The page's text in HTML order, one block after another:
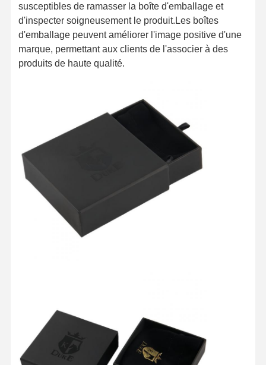
Aperçu Produits
Contrôle De
Tous Les Cas
Boîte d'emballage cosmétique
Boîte d'emballage alimentaire
emballage de vêtements personnalisé
Sac en papier
susceptibles de ramasser la boîte d'emballage et
d'inspecter soigneusement le produit.Les boîtes
d'emballage peuvent améliorer l'image positive d'une
marque, permettant aux clients de l'associer à des
produits de haute qualité.